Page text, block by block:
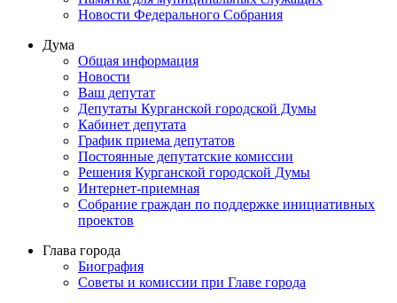
Новости Федерального Cобрания
Дума
Общая информация
Новости
Ваш депутат
Депутаты Курганской городской Думы
Кабинет депутата
График приема депутатов
Постоянные депутатские комиссии
Решения Курганской городской Думы
Интернет-приемная
Собрание граждан по поддержке инициативных
проектов
Глава города
Биография
Советы и комиссии при Главе города